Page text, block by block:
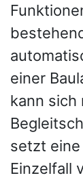
einer
kann sich
setzt
Einzelfall